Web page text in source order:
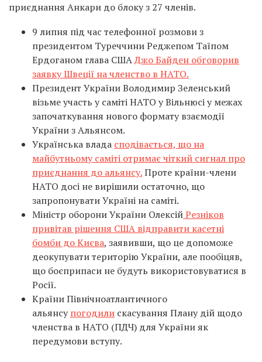
приєднання Анкари до блоку з 27 членів.
9 липня під час телефонної розмови з
президентом Туреччини Реджепом Таїпом
Ердоганом глава СШАДжо Байден обговорив
заявку Швеції на членство в НАТО.
Президент України Володимир Зеленський
візьме участь у саміті НАТО у Вільнюсі у межах
започаткування нового формату взаємодії
України з Альянсом.
Українська влада сподівається, що на
майбутньому саміті отримає чіткий сигнал про
приєднання до альянсу.Проте країни-члени
НАТО досі не вирішили остаточно, що
запропонувати Україні на саміті.
Міністр оборони України ОлексійРезніков
привітав рішення США відправити касетні
бомби до Києва, заявивши, що це допоможе
деокупувати територію України, але пообіцяв,
що боєприпаси не будуть використовуватися в
Росії.
Країни Північноатлантичного
альянсупогодили скасування Плану дій щодо
членства в НАТО (ПДЧ) для України як
передумови вступу.